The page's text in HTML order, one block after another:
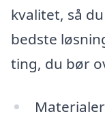
kvalitet, så
bedste
ting, du bør